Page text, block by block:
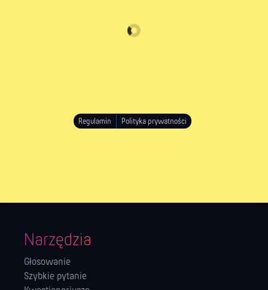
Regulamin Polityka prywatności
Narzędzia
Głosowanie
Szybkie pytanie